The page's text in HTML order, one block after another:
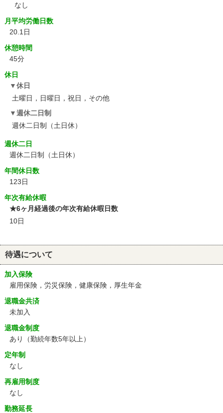
なし
月平均労働日数
20.1日
休憩時間
45分
休日
休日
土曜日，日曜日，祝日，その他
週休二日制
週休二日制（土日休）
週休二日
週休二日制（土日休）
年間休日数
123日
年次有給休暇
★6ヶ月経過後の年次有給休暇日数
10日
待遇について
加入保険
雇用保険，労災保険，健康保険，厚生年金
退職金共済
未加入
退職金制度
あり（勤続年数5年以上）
定年制
なし
再雇用制度
なし
勤務延長